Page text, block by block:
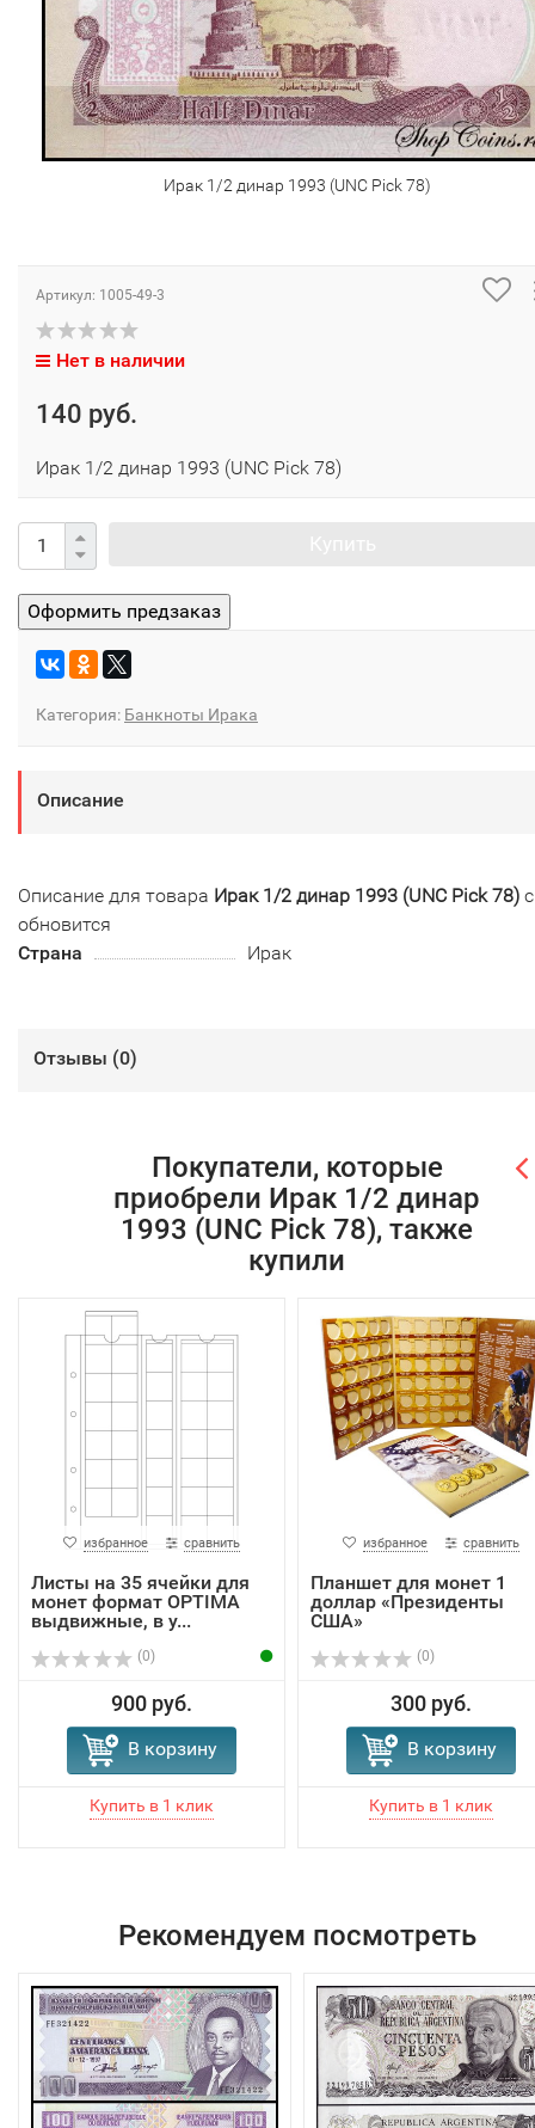
Ирак 1/2 динар 1993 (UNC Pick 78)
Артикул: 1005-49-3
Нет в наличии
140 руб.
Ирак 1/2 динар 1993 (UNC Pick 78)
Категория: Банкноты Ирака
Описание
Описание для товара Ирак 1/2 динар 1993 (UNC Pick 78)
обновится
Страна
Ирак
Отзывы (0)
Покупатели, которые
приобрели Ирак 1/2 динар
1993 (UNC Pick 78), также
купили
избранное сравнить
Листы на 35 ячейки для
монет формат OPTIMA
выдвижные, в у...
(0)
900 руб.
В корзину
избранное сравнить
Планшет для монет 1
доллар «Президенты
США»
(0)
300 руб.
В корзину
Рекомендуем посмотреть